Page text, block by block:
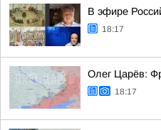
В эфире
18:17
Олег Царёв:
18:17